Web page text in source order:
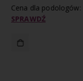
Cena dla podologów:
SPRAWDŹ